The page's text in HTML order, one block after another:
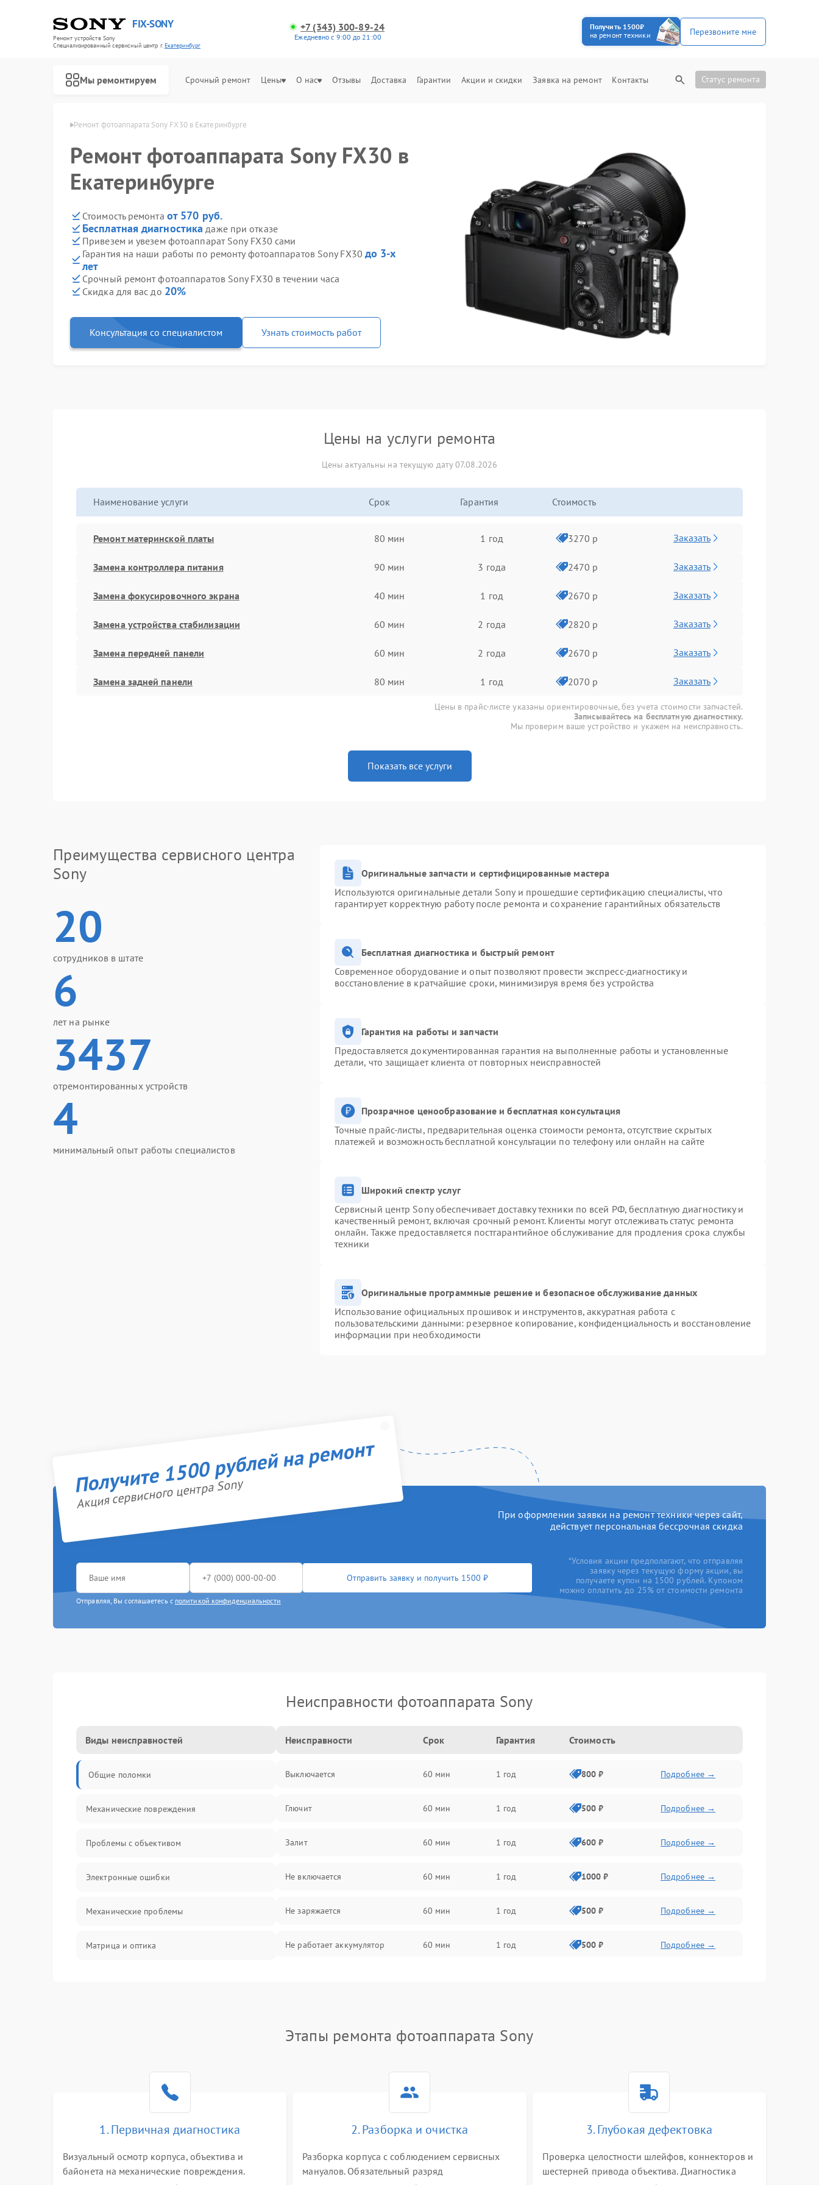
FIX-SONY
Ремонт устройств Sony
Специализированный cервисный центр г.Екатеринбург
+7 (343) 300-89-24
Ежедневно с 9:00 до 21:00
Получить 1500₽
на ремонт техники
Перезвоните мне
Мы ремонтируем Срочный ремонт Цены О нас Отзывы Доставка Гарантии Акции и скидки Заявка на ремонт Контакты Статус ремонта
Ремонт фотоаппарата Sony FX30 в Екатеринбурге
Ремонт фотоаппарата Sony FX30 в
Екатеринбурге
Стоимость ремонта от 570 руб.
Бесплатная диагностика даже при отказе
Привезем и увезем фотоаппарат Sony FX30 сами
Гарантия на наши работы по ремонту фотоаппаратов Sony FX30 до 3-х
лет
Срочный ремонт фотоаппаратов Sony FX30 в течении часа
Скидка для вас до 20%
Консультация со специалистом Узнать стоимость работ
Цены на услуги ремонта
Цены актуальны на текущую дату 07.08.2026
Наименование услуги Срок Гарантия Стоимость
Ремонт материнской платы 80 мин 1 год 3270 р Заказать
Замена контроллера питания 90 мин 3 года 2470 р Заказать
Замена фокусировочного экрана 40 мин 1 год 2670 р Заказать
Замена устройства стабилизации 60 мин 2 года 2820 р Заказать
Замена передней панели 60 мин 2 года 2670 р Заказать
Замена задней панели 80 мин 1 год 2070 р Заказать
Цены в прайс-листе указаны ориентировочные, без учета стоимости запчастей.
Записывайтесь на бесплатную диагностику.
Мы проверим ваше устройство и укажем на неисправность.
Показать все услуги
Преимущества сервисного центра
Sony
20
сотрудников в штате
6
лет на рынке
3437
отремонтированных устройств
4
минимальный опыт работы специалистов
Оригинальные запчасти и сертифицированные мастера
Используются оригинальные детали Sony и прошедшие сертификацию специалисты, что
гарантирует корректную работу после ремонта и сохранение гарантийных обязательств
Бесплатная диагностика и быстрый ремонт
Современное оборудование и опыт позволяют провести экспресс-диагностику и
восстановление в кратчайшие сроки, минимизируя время без устройства
Гарантия на работы и запчасти
Предоставляется документированная гарантия на выполненные работы и установленные
детали, что защищает клиента от повторных неисправностей
Прозрачное ценообразование и бесплатная консультация
Точные прайс-листы, предварительная оценка стоимости ремонта, отсутствие скрытых
платежей и возможность бесплатной консультации по телефону или онлайн на сайте
Широкий спектр услуг
Сервисный центр Sony обеспечивает доставку техники по всей РФ, бесплатную диагностику и
качественный ремонт, включая срочный ремонт. Клиенты могут отслеживать статус ремонта
онлайн. Также предоставляется постгарантийное обслуживание для продления срока службы
техники
Оригинальные программные решение и безопасное обслуживание данных
Использование официальных прошивок и инструментов, аккуратная работа с
пользовательскими данными: резервное копирование, конфиденциальность и восстановление
информации при необходимости
Получите 1500 рублей на ремонт
Акция сервисного центра Sony
При оформлении заявки на ремонт техники через сайт,
действует персональная бессрочная скидка
Отправить заявку и получить 1500 ₽
Отправляя, Вы соглашаетесь с политикой конфиденциальности
*Условия акции предполагают, что отправляя
заявку через текущую форму акции, вы
получаете купон на 1500 рублей. Купоном
можно оплатить до 25% от стоимости ремонта
Неисправности фотоаппарата Sony
Виды неисправностей
Общие поломки
Механические повреждения
Проблемы с объективом
Электронные ошибки
Механические проблемы
Матрица и оптика
Коммуникации и интерфейсы
Неисправности Срок Гарантия Стоимость
Выключается 60 мин 1 год 800 ₽ Подробнее →
Глючит 60 мин 1 год 500 ₽ Подробнее →
Залит 60 мин 1 год 600 ₽ Подробнее →
Не включается 60 мин 1 год 1000 ₽ Подробнее →
Не заряжается 60 мин 1 год 500 ₽ Подробнее →
Не работает аккумулятор 60 мин 1 год 500 ₽ Подробнее →
Этапы ремонта фотоаппарата Sony
1. Первичная диагностика
Визуальный осмотр корпуса, объектива и
байонета на механические повреждения.
2. Разборка и очистка
Разборка корпуса с соблюдением сервисных
мануалов. Обязательный разряд
3. Глубокая дефектовка
Проверка целостности шлейфов, коннекторов и
шестерней привода объектива. Диагностика